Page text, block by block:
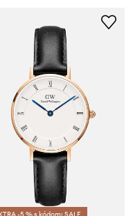
-5 % s kódom: SALE